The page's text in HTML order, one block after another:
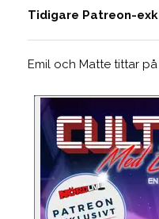
Tidigare Patreon-
Emil och Matte tittar